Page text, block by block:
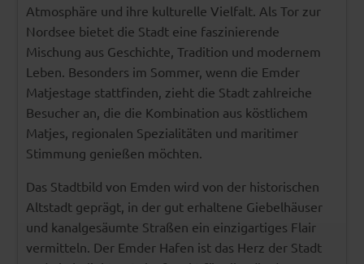
Atmosphäre und ihre kulturelle Vielfalt. Als Tor zur
Nordsee bietet die Stadt eine faszinierende
Mischung aus Geschichte, Tradition und modernem
Leben. Besonders im Sommer, wenn die Emder
Matjestage stattfinden, zieht die Stadt zahlreiche
Besucher an, die die Kombination aus köstlichem
Matjes, regionalen Spezialitäten und maritimer
Stimmung genießen möchten.
Das Stadtbild von Emden wird von der historischen
Altstadt geprägt, in der gut erhaltene Giebelhäuser
und kanalgesäumte Straßen ein einzigartiges Flair
vermitteln. Der Emder Hafen ist das Herz der Stadt